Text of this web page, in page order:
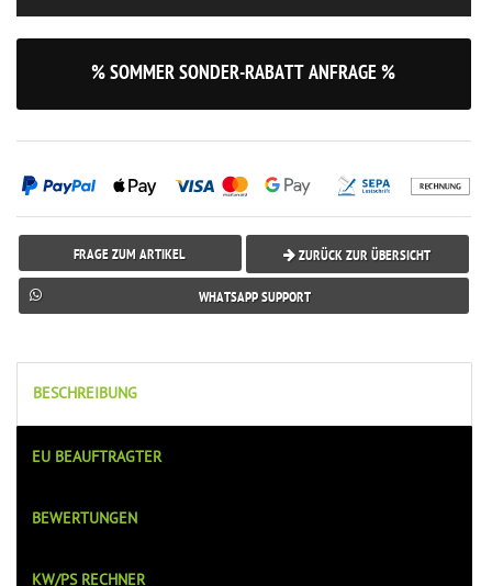
% SOMMER SONDER-RABATT ANFRAGE %
FRAGE ZUM ARTIKEL ZURÜCK ZUR ÜBERSICHT
WHATSAPP SUPPORT
BESCHREIBUNG
EU BEAUFTRAGTER
BEWERTUNGEN
KW/PS RECHNER